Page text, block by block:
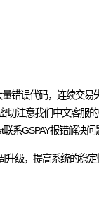
错误代码，连续交
注意我们中文客服
系GSPAY报错解决问
升级，提高系统的稳